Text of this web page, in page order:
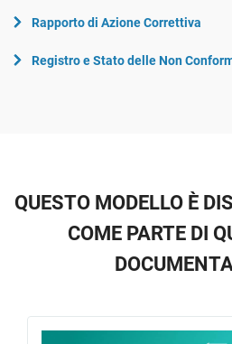
Rapporto di Azione Correttiva
Registro e Stato delle Non
QUESTO MODELLO È
COME PARTE DI